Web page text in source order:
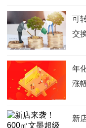
可
交
年
涨
新